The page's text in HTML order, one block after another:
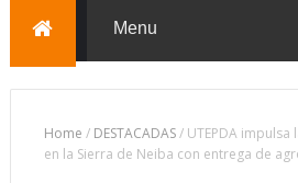
Home / DESTACADAS/ UTEPDA
en la Sierra de Neiba con entrega de